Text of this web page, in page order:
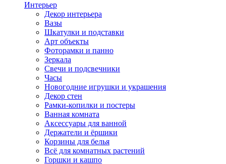
Интерьер
Декор интерьера
Вазы
Шкатулки и подставки
Арт объекты
Фоторамки и панно
Зеркала
Свечи и подсвечники
Часы
Новогодние игрушки и украшения
Декор стен
Рамки-копилки и постеры
Ванная комната
Аксессуары для ванной
Держатели и ёршики
Корзины для белья
Всё для комнатных растений
Горшки и кашпо